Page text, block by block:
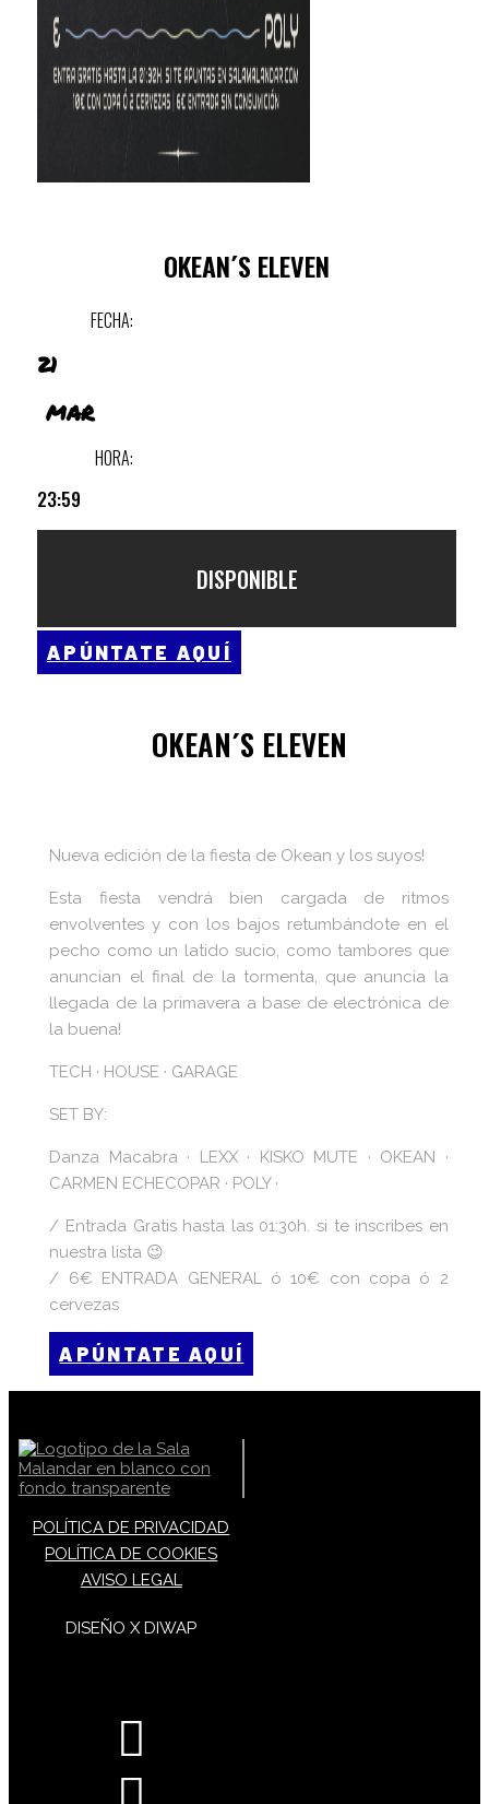
OKEAN´S ELEVEN
FECHA:
21
MAR
HORA:
23:59
DISPONIBLE
APÚNTATE AQUÍ
OKEAN´S ELEVEN
Nueva edición de la fiesta de Okean y los suyos!
Esta fiesta vendrá bien cargada de ritmos
envolventes y con los bajos retumbándote en el
pecho como un latido sucio, como tambores que
anuncian el final de la tormenta, que anuncia la
llegada de la primavera a base de electrónica de
la buena!
TECH · HOUSE · GARAGE
SET BY:
Danza Macabra · LEXX · KISKO MUTE · OKEAN ·
CARMEN ECHECOPAR · POLY ·
/ Entrada Gratis hasta las 01:30h. si te inscribes en
nuestra lista 😉
/ 6€ ENTRADA GENERAL ó 10€ con copa ó 2
cervezas
APÚNTATE AQUÍ
POLÍTICA DE PRIVACIDAD
POLÍTICA DE COOKIES
AVISO LEGAL
DISEÑO X DIWAP